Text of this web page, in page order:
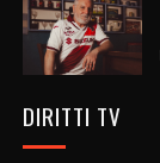
DIRITTI TV